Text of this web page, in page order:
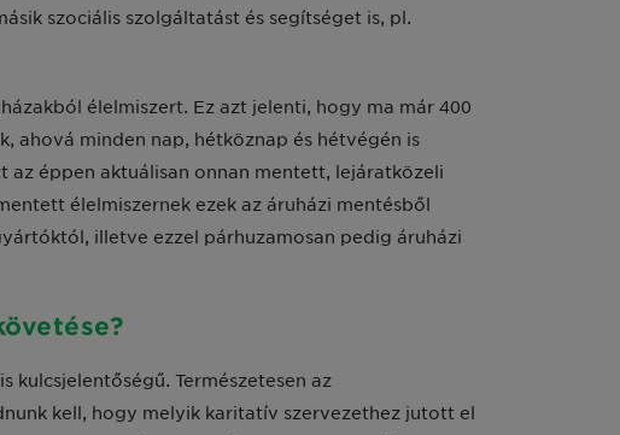
szociális szolgáltatást és segítséget is, pl.
élelmiszert. Ez azt jelenti, hogy ma már 400
ahová minden nap, hétköznap és hétvégén is
az éppen aktuálisan onnan mentett, lejáratközeli
élelmiszernek ezek az áruházi mentésből
illetve ezzel párhuzamosan pedig áruházi
kulcsjelentőségű. Természetesen az
kell, hogy melyik karitatív szervezethez jutott el